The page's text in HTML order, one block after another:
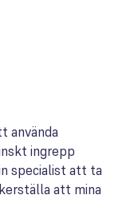
använda
ingrepp
specialist att ta
att mina